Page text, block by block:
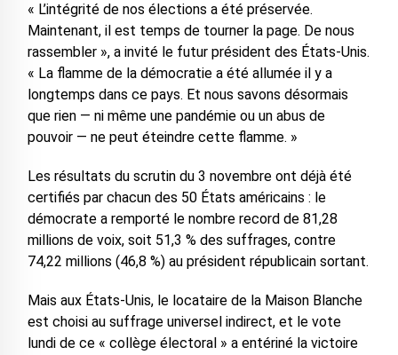
« L’intégrité de nos élections a été préservée.
Maintenant, il est temps de tourner la page. De nous
rassembler », a invité le futur président des États-Unis.
« La flamme de la démocratie a été allumée il y a
longtemps dans ce pays. Et nous savons désormais
que rien — ni même une pandémie ou un abus de
pouvoir — ne peut éteindre cette flamme. »
Les résultats du scrutin du 3 novembre ont déjà été
certifiés par chacun des 50 États américains : le
démocrate a remporté le nombre record de 81,28
millions de voix, soit 51,3 % des suffrages, contre
74,22 millions (46,8 %) au président républicain sortant.
Mais aux États-Unis, le locataire de la Maison Blanche
est choisi au suffrage universel indirect, et le vote
lundi de ce « collège électoral » a entériné la victoire